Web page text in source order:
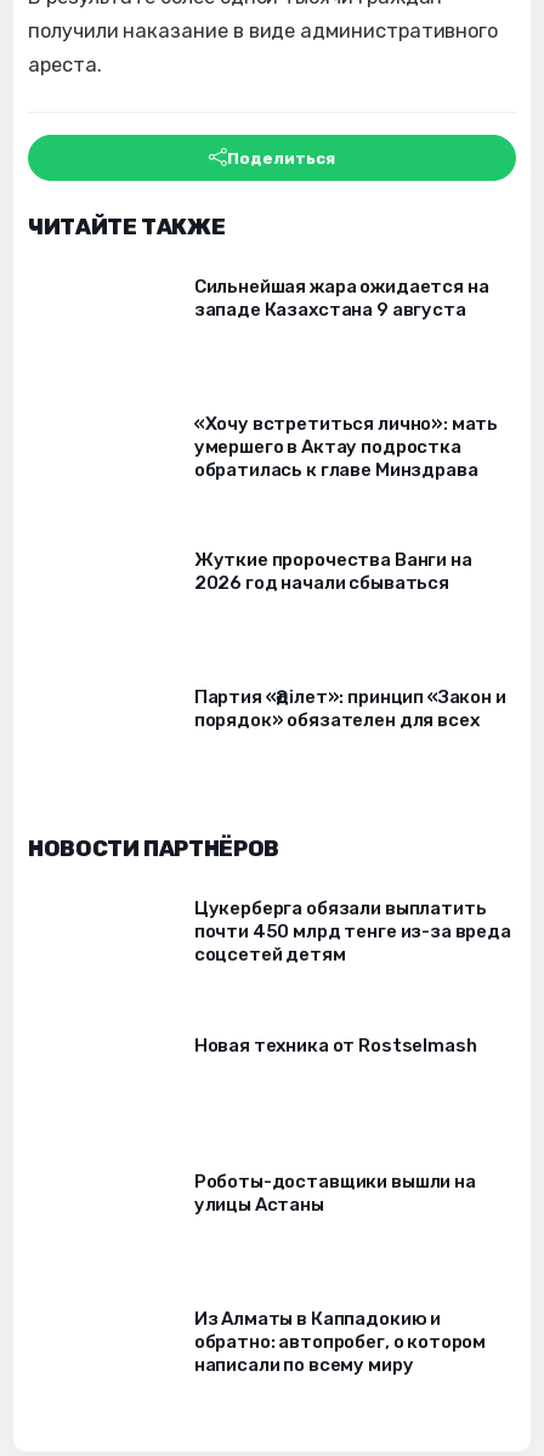
получили наказание в виде административного
ареста.
Поделиться
ЧИТАЙТЕ ТАКЖЕ
Сильнейшая жара ожидается на
западе Казахстана 9 августа
«Хочу встретиться лично»: мать
умершего в Актау подростка
обратилась к главе Минздрава
Жуткие пророчества Ванги на
2026 год начали сбываться
Партия «Әділет»: принцип «Закон и
порядок» обязателен для всех
НОВОСТИ ПАРТНЁРОВ
Цукерберга обязали выплатить
почти 450 млрд тенге из-за вреда
соцсетей детям
Новая техника от Rostselmash
Роботы-доставщики вышли на
улицы Астаны
Из Алматы в Каппадокию и
обратно: автопробег, о котором
написали по всему миру